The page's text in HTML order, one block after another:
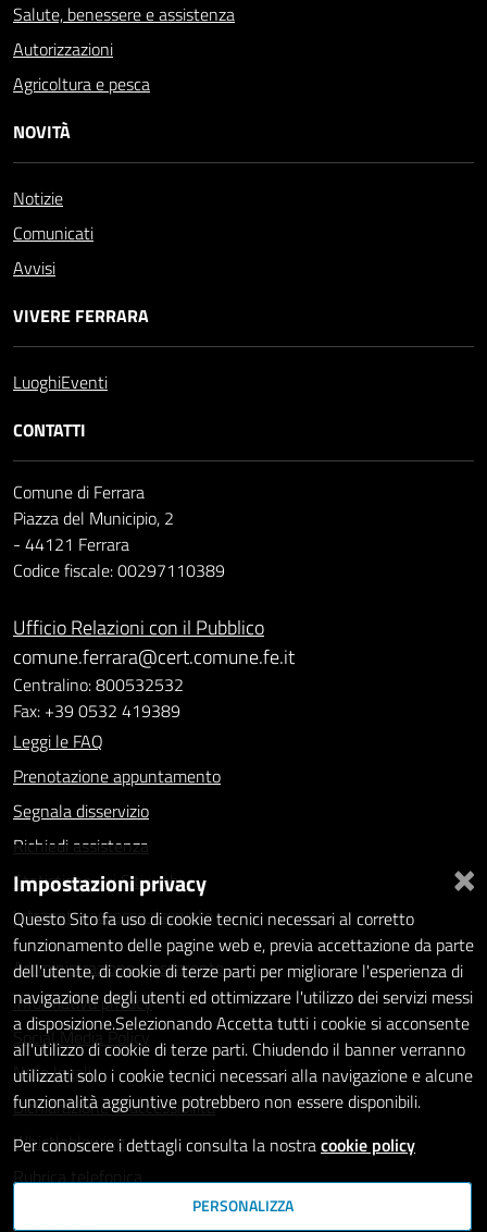
Salute, benessere e assistenza
Autorizzazioni
Agricoltura e pesca
NOVITÀ
Notizie
Comunicati
Avvisi
VIVERE FERRARA
LuoghiEventi
CONTATTI
Comune di Ferrara
Piazza del Municipio, 2
- 44121 Ferrara
Codice fiscale: 00297110389
Ufficio Relazioni con il Pubblico
comune.ferrara@cert.comune.fe.it
Centralino: 800532532
Fax: +39 0532 419389
Leggi le FAQ
Prenotazione appuntamento
Segnala disservizio
Richiedi assistenza
Statistiche dei Siti web
Intranet - accesso riservato
Amministrazione trasparente
Informativa privacy
Social Media Policy
Note legali
Dichiarazione di accessibilità
Whistleblowing
Rubrica telefonica
SEGUICI SU
×
Impostazioni privacy
Questo Sito fa uso di cookie tecnici necessari al corretto
funzionamento delle pagine web e, previa accettazione da parte
dell'utente, di cookie di terze parti per migliorare l'esperienza di
navigazione degli utenti ed ottimizzare l'utilizzo dei servizi messi
a disposizione.Selezionando Accetta tutti i cookie si acconsente
all'utilizzo di cookie di terze parti. Chiudendo il banner verranno
utilizzati solo i cookie tecnici necessari alla navigazione e alcune
funzionalità aggiuntive potrebbero non essere disponibili.
Per conoscere i dettagli consulta la nostracookie policy
PERSONALIZZA